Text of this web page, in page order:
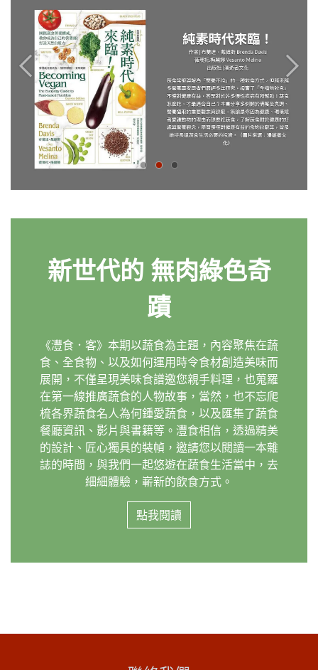
上一個 下一
新世代的 無肉綠色奇
蹟
《灃食．客》本期以蔬食為主題，內容聚焦在蔬
食、全食物、以及如何運用時令食材創造美味而
展開，不僅呈現美味食譜邀您親手料理，也蒐羅
在第一線推廣蔬食的人物故事，當然，也不忘爬
梳各界蔬食名人為何鍾愛蔬食，以及匯集了蔬食
餐廳資訊、影片與書籍等。灃食相信，透過精美
的設計、匠心獨具的裝幀，邀請您以閱讀一本雜
誌的時間，與我們一起悠遊在蔬食生活當中，去
細細體驗，嶄新的飲食方式。
點我​​閱讀​​